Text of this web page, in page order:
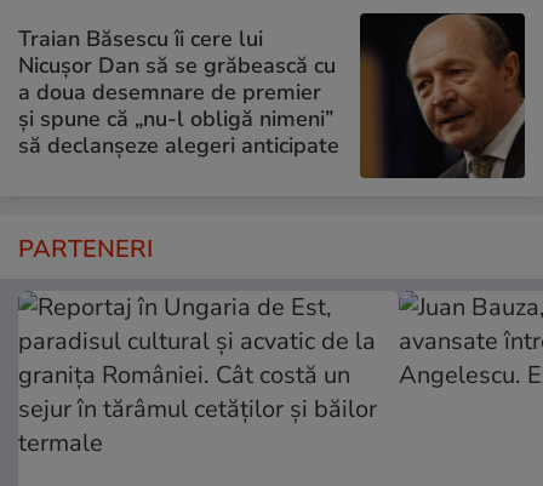
Traian Băsescu îi cere lui
Nicușor Dan să se grăbească cu
a doua desemnare de premier
și spune că „nu-l obligă nimeni”
să declanșeze alegeri anticipate
PARTENERI